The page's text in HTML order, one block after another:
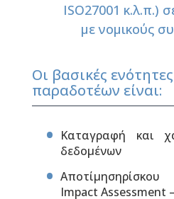
ISO27001 κ.λ.π.)
με νομικούς
Οι βασικές
παραδοτέων είναι:
Καταγραφή και
δεδομένων
Impact Assessment